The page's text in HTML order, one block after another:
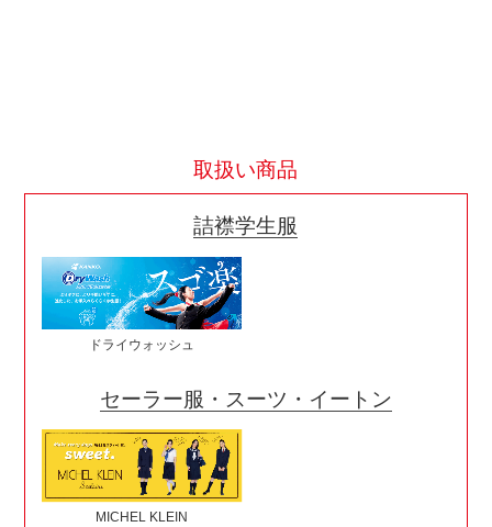
取扱い商品
詰襟学生服
ドライウォッシュ
セーラー服・スーツ・イートン
MICHEL KLEIN